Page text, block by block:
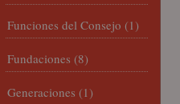
Funciones del Consejo (1)
Fundaciones (8)
Generaciones (1)